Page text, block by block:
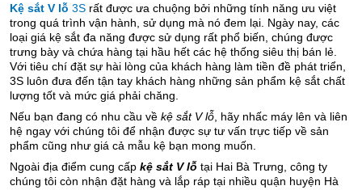
Kệ sắt V lỗ 3S rất được ưa chuộng bởi những tính năng ưu việt
trong quá trình vận hành, sử dụng mà nó đem lại. Ngày nay, các
loại giá kệ sắt đa năng được sử dụng rất phổ biến, chúng được
trưng bày và chứa hàng tại hầu hết các hệ thống siêu thị bán lẻ.
Với tiêu chí đặt sự hài lòng của khách hàng làm tiền đề phát triển,
3S luôn đưa đến tận tay khách hàng những sản phẩm kệ sắt chất
lượng tốt và mức giá phải chăng.
Nếu bạn đang có nhu cầu về kệ sắt V lỗ , hãy nhấc máy lên và liên
hệ ngay với chúng tôi để nhận được sự tư vấn trực tiếp về sản
phẩm cũng như giá cả mẫu kệ bạn mong muốn.
Ngoài địa điểm cung cấp kệ sắt V lỗ tại Hai Bà Trưng, công ty
chúng tôi còn nhận đặt hàng và lắp ráp tại nhiều quận huyện Hà